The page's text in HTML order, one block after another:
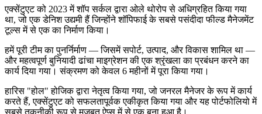
एक्सेंटुएट को 2023 में शॉप सर्कल द्वारा ओले थोरोपसे अधिग्रहित किया गया
था, जो एक डेनिश उद्यमी हैं जिन्होंने शॉपिफाई के सबसे पसंदीदा फील्ड मैनेजमेंट
टूल्स में से एक का निर्माण किया।
हमेंपूरी टीम का पुनर्निर्माण — जिसमें सपोर्ट, उत्पाद, और विकास शामिल था —
औरमहत्वपूर्ण बुनियादी ढांचा माइग्रेशनकी एक श्रृंखला का प्रबंधन करने का
कार्य दिया गया। संक्रमण को केवल 6 महीनों में पूरा किया गया।
हारिस "होल" होजिकद्वारा नेतृत्व किया गया, जोजनरल मैनेजरके रूप में कार्य
करते हैं, एक्सेंटुएट को सफलतापूर्वक एकीकृत किया गया और यह पोर्टफोलियो में
सबसे तकनीकी रूप से मजबूत ऐप्स में से एक बना हुआ है।